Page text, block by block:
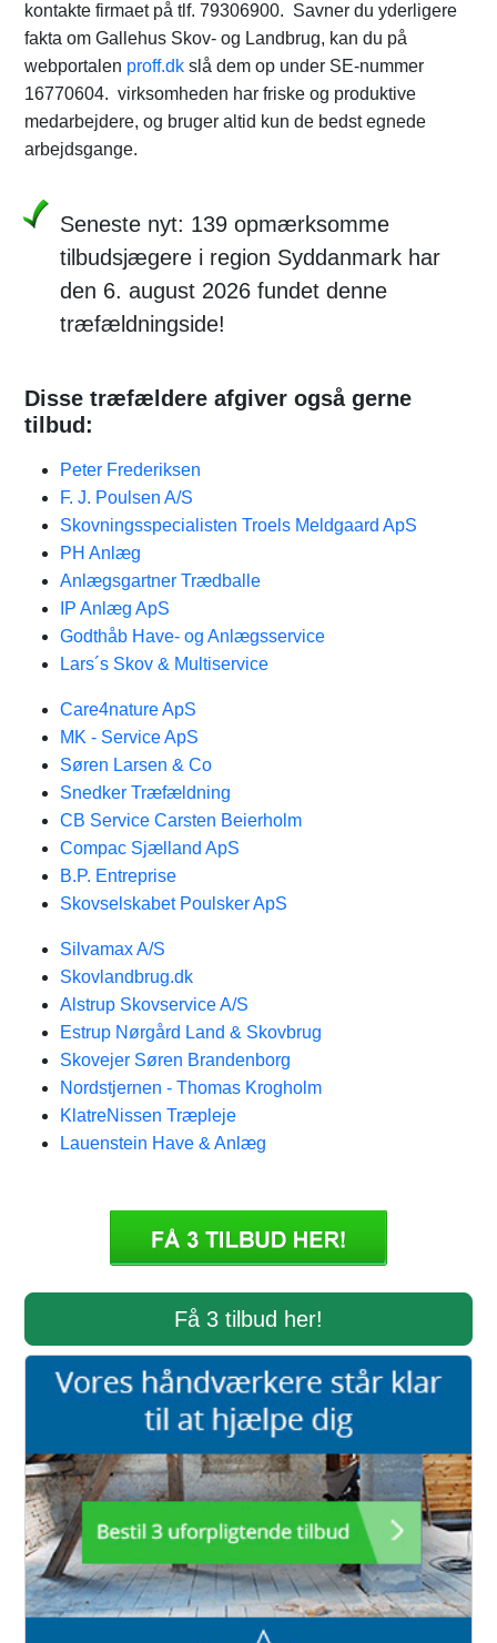
kontakte firmaet på tlf. 79306900. Savner du yderligere
fakta om Gallehus Skov- og Landbrug, kan du på
webportalen proff.dk slå dem op under SE-nummer
16770604. virksomheden har friske og produktive
medarbejdere, og bruger altid kun de bedst egnede
arbejdsgange.
Seneste nyt: 139 opmærksomme
tilbudsjægere i region Syddanmark har
den 6. august 2026 fundet denne
træfældningside!
Disse træfældere afgiver også gerne
tilbud:
Peter Frederiksen
F. J. Poulsen A/S
Skovningsspecialisten Troels Meldgaard ApS
PH Anlæg
Anlægsgartner Trædballe
IP Anlæg ApS
Godthåb Have- og Anlægsservice
Lars´s Skov & Multiservice
Care4nature ApS
MK - Service ApS
Søren Larsen & Co
Snedker Træfældning
CB Service Carsten Beierholm
Compac Sjælland ApS
B.P. Entreprise
Skovselskabet Poulsker ApS
Silvamax A/S
Skovlandbrug.dk
Alstrup Skovservice A/S
Estrup Nørgård Land & Skovbrug
Skovejer Søren Brandenborg
Nordstjernen - Thomas Krogholm
KlatreNissen Træpleje
Lauenstein Have & Anlæg
Få 3 tilbud her!